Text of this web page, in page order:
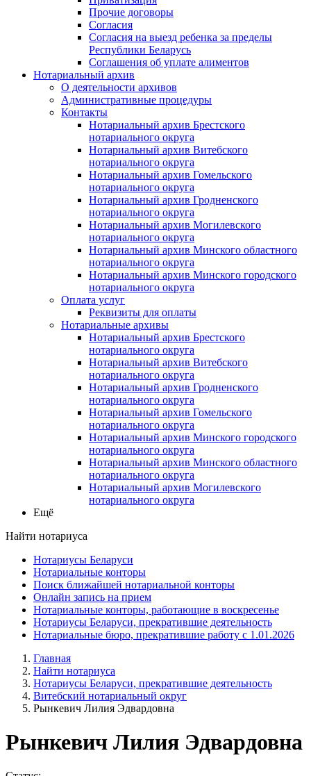
Прочие договоры
Согласия
Согласия на выезд ребенка за пределы
Республики Беларусь
Соглашения об уплате алиментов
Нотариальный архив
О деятельности архивов
Административные процедуры
Контакты
Нотариальный архив Брестского
нотариального округа
Нотариальный архив Витебского
нотариального округа
Нотариальный архив Гомельского
нотариального округа
Нотариальный архив Гродненского
нотариального округа
Нотариальный архив Могилевского
нотариального округа
Нотариальный архив Минского областного
нотариального округа
Нотариальный архив Минского городского
нотариального округа
Оплата услуг
Реквизиты для оплаты
Нотариальные архивы
Нотариальный архив Брестского
нотариального округа
Нотариальный архив Витебского
нотариального округа
Нотариальный архив Гродненского
нотариального округа
Нотариальный архив Гомельского
нотариального округа
Нотариальный архив Минского городского
нотариального округа
Нотариальный архив Минского областного
нотариального округа
Нотариальный архив Могилевского
нотариального округа
Ещё
Найти нотариуса
Нотариусы Беларуси
Нотариальные конторы
Поиск ближайшей нотариальной конторы
Онлайн запись на прием
Нотариальные конторы, работающие в воскресенье
Нотариусы Беларуси, прекратившие деятельность
Нотариальные бюро, прекратившие работу с 1.01.2026
Главная
Найти нотариуса
Нотариусы Беларуси, прекратившие деятельность
Витебский нотариальный округ
Рынкевич Лилия Эдвардовна
Рынкевич Лилия Эдвардовна